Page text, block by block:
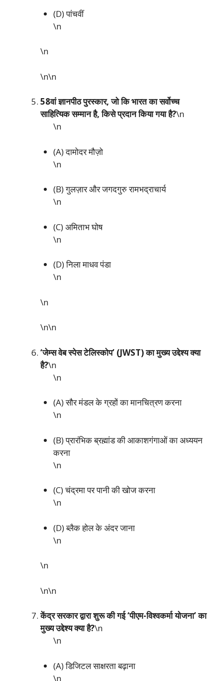
(D) पांचवीं
\n
\n
\n\n
58वां ज्ञानपीठ पुरस्कार, जो कि भारत का सर्वोच्च
साहित्यिक सम्मान है, किसे प्रदान किया गया है?\n
\n
(A) दामोदर मौज़ो
\n
(B) गुलज़ार और जगदगुरु रामभद्राचार्य
\n
(C) अमिताभ घोष
\n
(D) निला माधव पंडा
\n
\n
\n\n
‘जेम्स वेब स्पेस टेलिस्कोप’ (JWST) का मुख्य उद्देश्य क्या
है?\n
\n
(A) सौर मंडल के ग्रहों का मानचित्रण करना
\n
(B) प्रारंभिक ब्रह्मांड की आकाशगंगाओं का अध्ययन
करना
\n
(C) चंद्रमा पर पानी की खोज करना
\n
(D) ब्लैक होल के अंदर जाना
\n
\n
\n\n
केंद्र सरकार द्वारा शुरू की गई ‘पीएम-विश्वकर्मा योजना’ का
मुख्य उद्देश्य क्या है?\n
\n
(A) डिजिटल साक्षरता बढ़ाना
\n